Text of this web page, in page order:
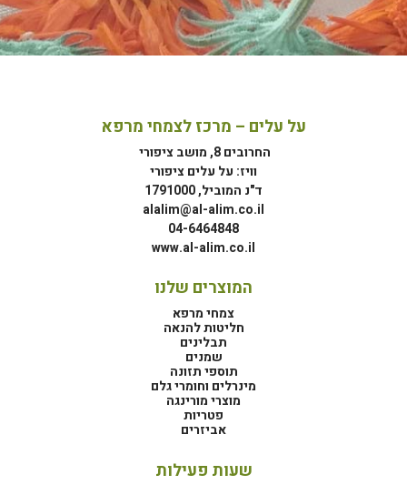
על עלים – מרכז לצמחי מרפא
החרובים 8, מושב ציפורי
וויז: על עלים ציפורי
ד"נ המוביל, 1791000
alalim@al-alim.co.il
04-6464848
www.al-alim.co.il
המוצרים שלנו
צמחי מרפא
חליטות להנאה
תבלינים
שמנים
תוספי תזונה
מינרלים וחומרי גלם
מוצרי מורינגה
פטריות
אביזרים
שעות פעילות